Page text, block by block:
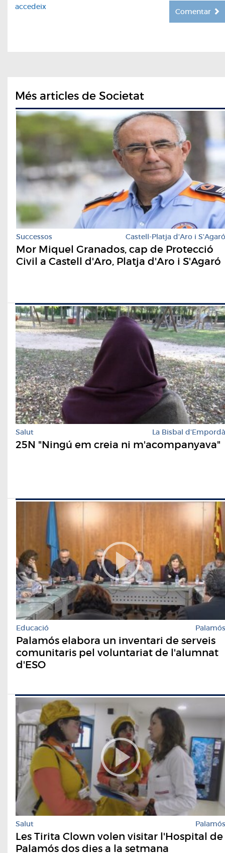
accedeix
Comentar
Més articles de Societat
Successos Castell-Platja d'Aro i S'Agaró
Mor Miquel Granados, cap de Protecció
Civil a Castell d'Aro, Platja d'Aro i S'Agaró
Salut La Bisbal d'Empordà
25N "Ningú em creia ni m'acompanyava"
Educació Palamós
Palamós elabora un inventari de serveis
comunitaris pel voluntariat de l'alumnat
d'ESO
Salut Palamós
Les Tirita Clown volen visitar l'Hospital de
Palamós dos dies a la setmana